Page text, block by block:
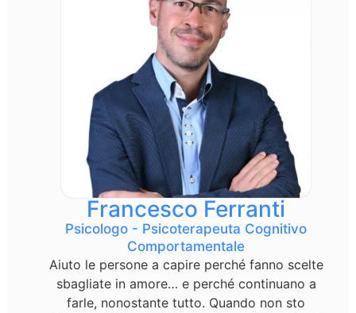
Francesco Ferranti
Psicologo - Psicoterapeuta Cognitivo
Comportamentale
Aiuto le persone a capire perché fanno scelte
sbagliate in amore… e perché continuano a
farle, nonostante tutto. Quando non sto